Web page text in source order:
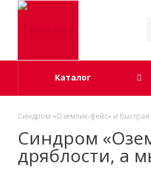
Каталог
Синдром «Оземпик-фейс» и быстрая
Синдром
дряблости, а